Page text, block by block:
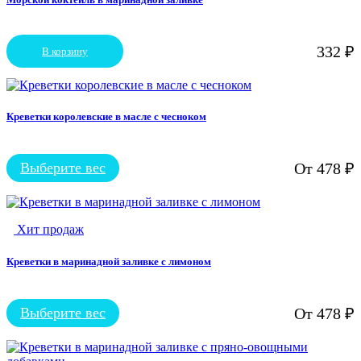
332 ₽
В корзину
Креветки королевские в масле с чесноком
От 478 ₽
Выберите вес
Этот
имеет
вариаций.
можно
странице
товара.
Хит продаж
Креветки в маринадной заливке с лимоном
От 478 ₽
Выберите вес
Этот
имеет